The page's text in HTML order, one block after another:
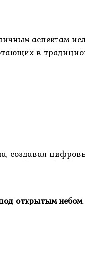
аспектам
в
создавая
открытым небом